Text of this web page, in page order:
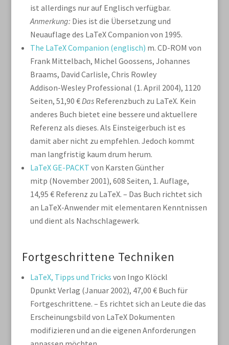
ist allerdings nur auf Englisch verfügbar.
Anmerkung: Dies ist die Übersetzung und
Neuauflage des LaTeX Companion von 1995.
The LaTeX Companion (englisch) m. CD-ROM von
Frank Mittelbach, Michel Goossens, Johannes
Braams, David Carlisle, Chris Rowley
Addison-Wesley Professional (1. April 2004), 1120
Seiten, 51,90 €DasReferenzbuch zu LaTeX. Kein
anderes Buch bietet eine bessere und aktuellere
Referenz als dieses. Als Einsteigerbuch ist es
damit aber nicht zu empfehlen. Jedoch kommt
man langfristig kaum drum herum.
LaTeX GE-PACKT von Karsten Günther
mitp (November 2001), 608 Seiten, 1. Auflage,
14,95 € Referenz zu LaTeX. – Das Buch richtet sich
an LaTeX-Anwender mit elementaren Kenntnissen
und dient als Nachschlagewerk.
Fortgeschrittene Techniken
LaTeX, Tipps und Tricks von Ingo Klöckl
Dpunkt Verlag (Januar 2002), 47,00 € Buch für
Fortgeschrittene. – Es richtet sich an Leute die das
Erscheinungsbild von LaTeX Dokumenten
modifizieren und an die eigenen Anforderungen